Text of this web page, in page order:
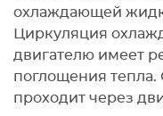
охлаждающей
Циркуляция
двигателю имеет
поглощения
проходит через